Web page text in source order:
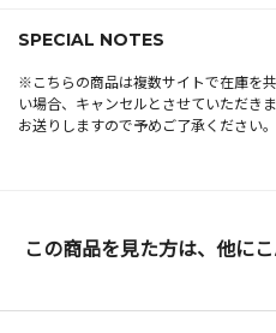
SPECIAL NOTES
※こちらの商品は複数サイトで在庫を
い場合、キャンセルとさせていただき
お送りしますので予めご了承ください。
この商品を見た方は、他に